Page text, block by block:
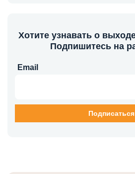
Хотите узнавать о
Подпишитесь на
Email